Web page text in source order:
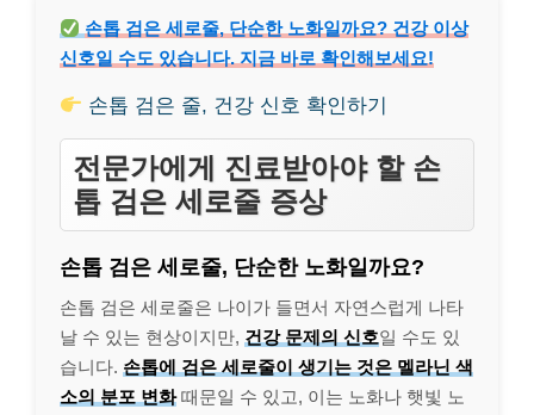
손톱 검은 세로줄, 단순한 노화일까요? 건강 이상
신호일 수도 있습니다. 지금 바로 확인해보세요!
손톱 검은 줄, 건강 신호 확인하기
전문가에게 진료받아야 할 손
톱 검은 세로줄 증상
손톱 검은 세로줄, 단순한 노화일까요?
손톱 검은 세로줄은 나이가 들면서 자연스럽게 나타
날 수 있는 현상이지만, 건강 문제의 신호일 수도 있
습니다. 손톱에 검은 세로줄이 생기는 것은 멜라닌 색
소의 분포 변화때문일 수 있고, 이는 노화나 햇빛 노